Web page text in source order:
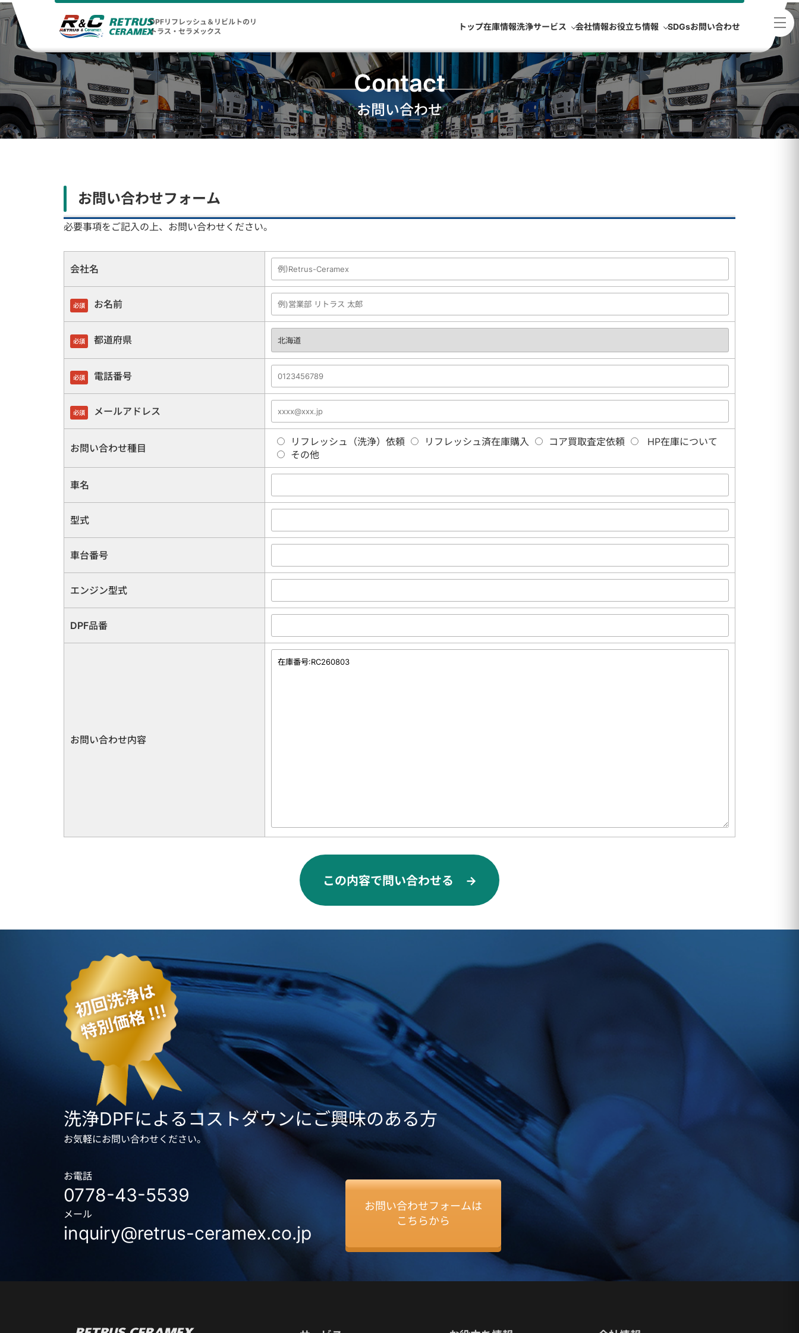
DPFリフレッシュ＆リビルトのリ
トラス・セラメックス
トップ在庫情報洗浄サービス 会社情報お役立ち情報 SDGsお問い合わせ
Contact
お問い合わせ
お問い合わせフォーム
必要事項をご記入の上、お問い合わせください。
会社名
必須 お名前
必須 都道府県
必須 電話番号
必須 メールアドレス
お問い合わせ種目
リフレッシュ（洗浄）依頼 リフレッシュ済在庫購入 コア買取査定依頼
HP在庫について
その他
車名
型式
車台番号
エンジン型式
DPF品番
お問い合わせ内容
この内容で問い合わせる →
洗浄DPFによるコストダウンにご興味のある方
お気軽にお問い合わせください。
お電話
0778-43-5539
メール
inquiry@retrus-ceramex.co.jp
お問い合わせフォームは
こちらから